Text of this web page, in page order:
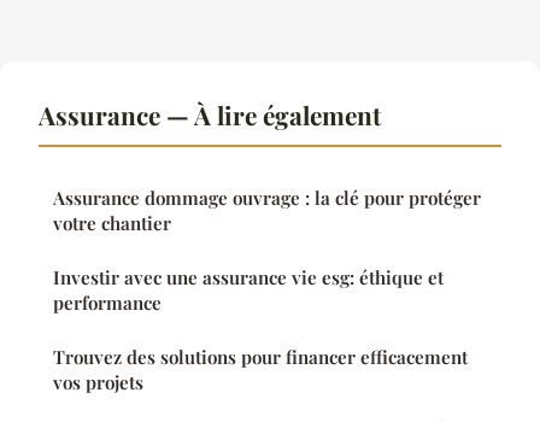
Assurance — À lire également
Assurance dommage ouvrage : la clé pour protéger
votre chantier
Investir avec une assurance vie esg: éthique et
performance
Trouvez des solutions pour financer efficacement
vos projets